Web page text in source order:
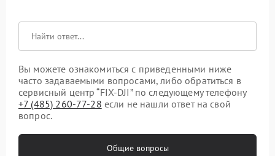
Вы можете ознакомиться с приведенными ниже
часто задаваемыми вопросами, либо обратиться в
сервисный центр “FIX-DJI” по следующему телефону
+7 (485) 260-77-28 если не нашли ответ на свой
вопрос.
Общие вопросы